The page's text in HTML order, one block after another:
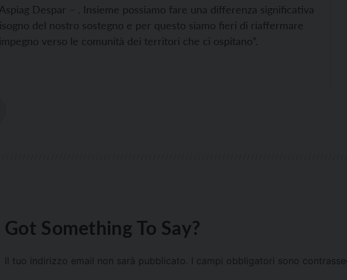
Despar – . Insieme possiamo fare una differenza significativa
del nostro sostegno e per questo siamo fieri di riaffermare
verso le comunità dei territori che ci ospitano”.
Got Something To Say?
Il tuo indirizzo email non sarà pubblicato. I campi obbligatori sono